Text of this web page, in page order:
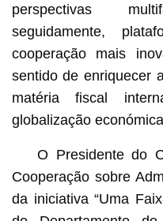
perspectivas
seguidamente,
cooperação mais
sentido de enriquecer
matéria fiscal
globalização
O Presidente do
Cooperação sobre
da iniciativa “Uma